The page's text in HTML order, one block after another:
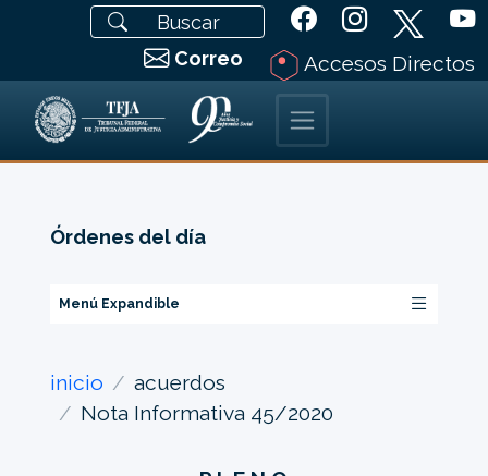
Correo Accesos Directos
Órdenes del día
Menú Expandible
inicio
acuerdos
Nota Informativa 45/2020